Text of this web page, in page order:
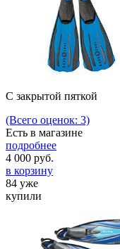
С закрытой пяткой
(Всего оценок: 3)
Есть в магазине
подробнее
4 000 руб.
в корзину
84 уже
купили